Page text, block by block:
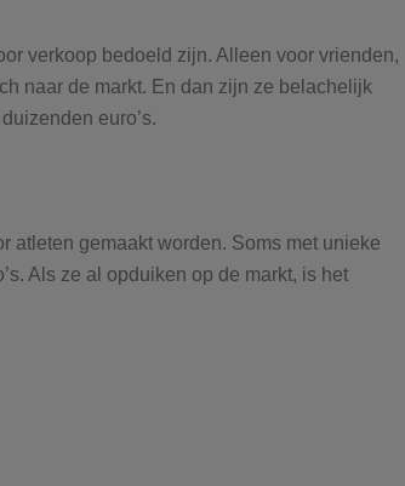
verkoop bedoeld zijn. Alleen voor vrienden,
naar de markt. En dan zijn ze belachelijk
euro’s.
atleten gemaakt worden. Soms met unieke
Als ze al opduiken op de markt, is het